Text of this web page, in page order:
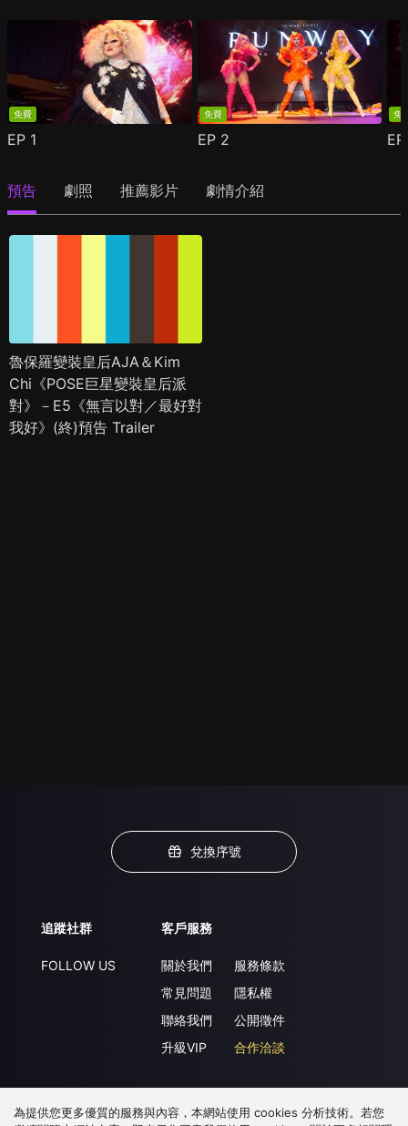
免費
EP 1
免費
EP 2
免
預告 劇照 推薦影片 劇情介紹
魯保羅變裝皇后AJA＆Kim
Chi《POSE巨星變裝皇后派
對》－E5《無言以對／最好對
我好》(終)預告 Trailer
兌換序號
追蹤社群
FOLLOW US
客戶服務
關於我們
常見問題
聯絡我們
升級VIP
服務條款
隱私權
公開徵件
合作洽談
下載 APP
為提供您更多優質的服務與內容，本網站使用 cookies 分析技術。若您